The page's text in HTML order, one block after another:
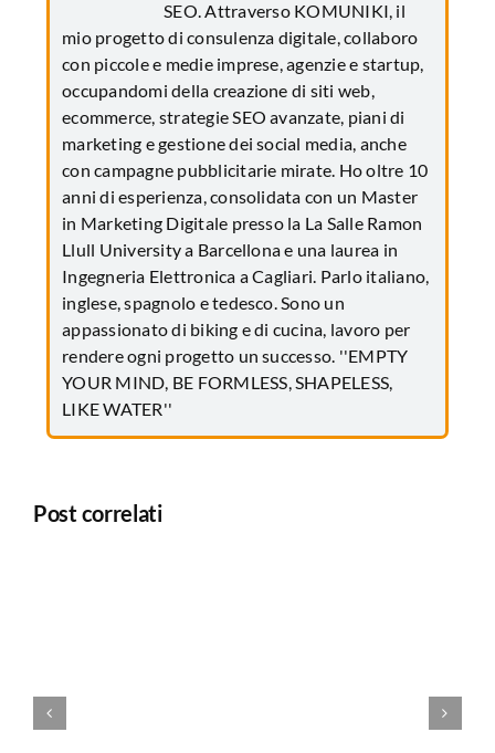
SEO. Attraverso KOMUNIKI, il
mio progetto di consulenza digitale, collaboro
con piccole e medie imprese, agenzie e startup,
occupandomi della creazione di siti web,
ecommerce, strategie SEO avanzate, piani di
marketing e gestione dei social media, anche
con campagne pubblicitarie mirate. Ho oltre 10
anni di esperienza, consolidata con un Master
in Marketing Digitale presso la La Salle Ramon
Llull University a Barcellona e una laurea in
Ingegneria Elettronica a Cagliari. Parlo italiano,
inglese, spagnolo e tedesco. Sono un
appassionato di biking e di cucina, lavoro per
rendere ogni progetto un successo. ''EMPTY
YOUR MIND, BE FORMLESS, SHAPELESS,
LIKE WATER''
Post correlati